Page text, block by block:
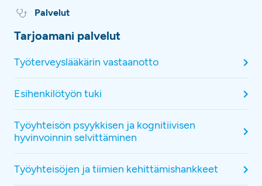
Palvelut
Tarjoamani palvelut
Työterveyslääkärin vastaanotto
Esihenkilötyön tuki
Työyhteisön psyykkisen ja kognitiivisen
hyvinvoinnin selvittäminen
Työyhteisöjen ja tiimien kehittämishankkeet